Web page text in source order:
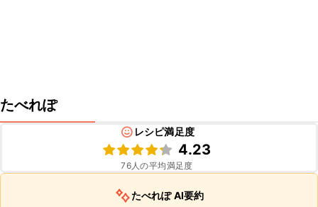
たべれぽ
レシピ満足度
4.23
76人の平均満足度
たべれぽ AI要約